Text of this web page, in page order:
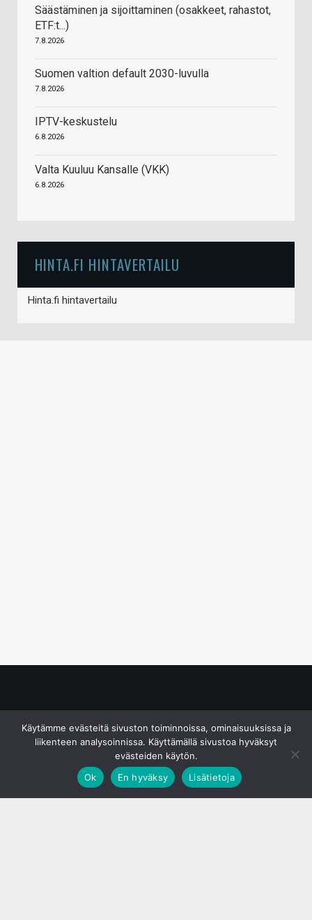
Säästäminen ja sijoittaminen (osakkeet, rahastot,
ETF:t...)
7.8.2026
Suomen valtion default 2030-luvulla
7.8.2026
IPTV-keskustelu
6.8.2026
Valta Kuuluu Kansalle (VKK)
6.8.2026
HINTA.FI HINTAVERTAILU
Hinta.fi hintavertailu
Käytämme evästeitä sivuston toiminnoissa, ominaisuuksissa ja
liikenteen analysoinnissa. Käyttämällä sivustoa hyväksyt
evästeiden käytön.
Ok
En hyväksy Lisätietoja